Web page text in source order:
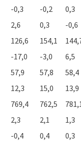
-0,3 -0,2 0,3
2,6 0,3 -0,6
126,6 154,1
-17,0 -3,0 6,5
57,9 57,8 58,4
12,3 15,0 13,9
769,4 762,5
2,3 2,1 1,3
-0,4 0,4 0,3